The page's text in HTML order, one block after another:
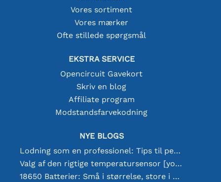
Vores sortiment
Vores mærker
Ofte stillede spørgsmål
EKSTRA SERVICE
Opencircuit Gavekort
Skriv en blog
Affiliate program
Modstandsfarvekodning
NYE BLOGS
Lodning som en professionel: Tips til perfekte elektroniske forbindelser
Valg af den rigtige temperatursensor [youtube]
18650 Batterier: Små i størrelse, store i ydeevne